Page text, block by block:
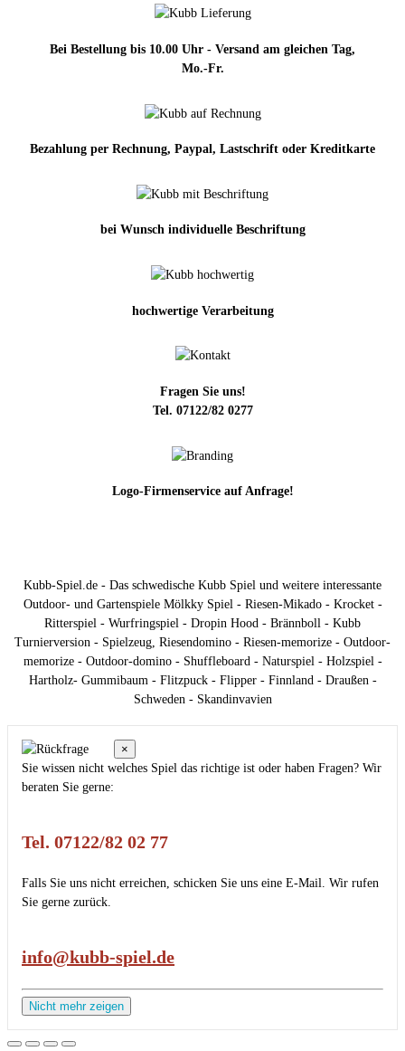
Bei Bestellung bis 10.00 Uhr - Versand am gleichen Tag,
Mo.-Fr.
Bezahlung per Rechnung, Paypal, Lastschrift oder Kreditkarte
bei Wunsch individuelle Beschriftung
hochwertige Verarbeitung
Fragen Sie uns!
Tel. 07122/82 0277
Logo-Firmenservice auf Anfrage!
Kubb-Spiel.de - Das schwedische Kubb Spiel und weitere interessante
Outdoor- und Gartenspiele Mölkky Spiel - Riesen-Mikado - Krocket -
Ritterspiel - Wurfringspiel - Dropin Hood - Brännboll - Kubb
Turnierversion - Spielzeug, Riesendomino - Riesen-memorize - Outdoor-
memorize - Outdoor-domino - Shuffleboard - Naturspiel - Holzspiel -
Hartholz- Gummibaum - Flitzpuck - Flipper - Finnland - Draußen -
Schweden - Skandinvavien
×
Sie wissen nicht welches Spiel das richtige ist oder haben Fragen? Wir
beraten Sie gerne:
Tel. 07122/82 02 77
Falls Sie uns nicht erreichen, schicken Sie uns eine E-Mail. Wir rufen
Sie gerne zurück.
info@kubb-spiel.de
Nicht mehr zeigen